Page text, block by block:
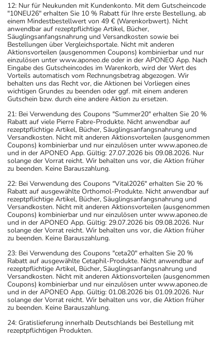
12: Nur für Neukunden mit Kundenkonto. Mit dem Gutscheincode
"10NEU26" erhalten Sie 10 % Rabatt für Ihre erste Bestellung, ab
einem Mindestbestellwert von 49 € (Warenkorbwert). Nicht
anwendbar auf rezeptpflichtige Artikel, Bücher,
Säuglingsanfangsnahrung und Versandkosten sowie bei
Bestellungen über Vergleichsportale. Nicht mit anderen
Aktionsvorteilen (ausgenommen Coupons) kombinierbar und nur
einzulösen unter www.aponeo.de oder in der APONEO App. Nach
Eingabe des Gutscheincodes im Warenkorb, wird der Wert des
Vorteils automatisch vom Rechnungsbetrag abgezogen. Wir
behalten uns das Recht vor, die Aktionen bei Vorliegen eines
wichtigen Grundes zu beenden oder ggf. mit einem anderen
Gutschein bzw. durch eine andere Aktion zu ersetzen.
21: Bei Verwendung des Coupons "Summer20" erhalten Sie 20 %
Rabatt auf viele Pierre Fabre-Produkte. Nicht anwendbar auf
rezeptpflichtige Artikel, Bücher, Säuglingsanfangsnahrung und
Versandkosten. Nicht mit anderen Aktionsvorteilen (ausgenommen
Coupons) kombinierbar und nur einzulösen unter www.aponeo.de
und in der APONEO App. Gültig: 27.07.2026 bis 09.08.2026. Nur
solange der Vorrat reicht. Wir behalten uns vor, die Aktion früher
zu beenden. Keine Barauszahlung.
22: Bei Verwendung des Coupons "Vital2026" erhalten Sie 20 %
Rabatt auf ausgewählte Orthomol-Produkte. Nicht anwendbar auf
rezeptpflichtige Artikel, Bücher, Säuglingsanfangsnahrung und
Versandkosten. Nicht mit anderen Aktionsvorteilen (ausgenommen
Coupons) kombinierbar und nur einzulösen unter www.aponeo.de
und in der APONEO App. Gültig: 29.07.2026 bis 09.08.2026. Nur
solange der Vorrat reicht. Wir behalten uns vor, die Aktion früher
zu beenden. Keine Barauszahlung.
23: Bei Verwendung des Coupons "ceta20" erhalten Sie 20 %
Rabatt auf ausgewählte Cetaphil-Produkte. Nicht anwendbar auf
rezeptpflichtige Artikel, Bücher, Säuglingsanfangsnahrung und
Versandkosten. Nicht mit anderen Aktionsvorteilen (ausgenommen
Coupons) kombinierbar und nur einzulösen unter www.aponeo.de
und in der APONEO App. Gültig: 01.08.2026 bis 01.09.2026. Nur
solange der Vorrat reicht. Wir behalten uns vor, die Aktion früher
zu beenden. Keine Barauszahlung.
24: Gratislieferung innerhalb Deutschlands bei Bestellung mit
rezeptpflichtigen Produkten.